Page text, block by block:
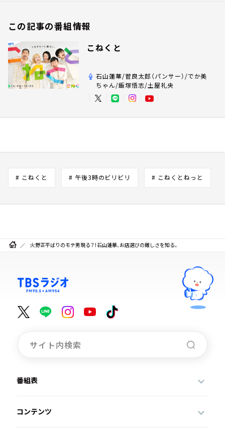
この記事の番組情報
こねくと
石山蓮華/菅良太郎（パンサー）/でか美
ちゃん/飯塚悟志/土屋礼央
# こねくと # 午後3時のビリビリ # こねくとねっと
火野正平ばりのモテ男現る？！石山蓮華、お店選びの難しさを知る。
番組表
コンテンツ